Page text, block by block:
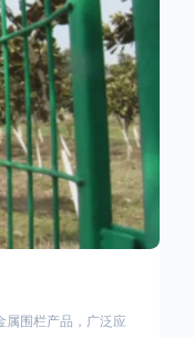
属围栏产品，广泛应